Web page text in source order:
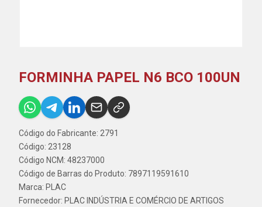
FORMINHA PAPEL N6 BCO 100UN
Código do Fabricante: 2791
Código: 23128
Código NCM: 48237000
Código de Barras do Produto: 7897119591610
Marca: PLAC
Fornecedor: PLAC INDÚSTRIA E COMÉRCIO DE ARTIGOS